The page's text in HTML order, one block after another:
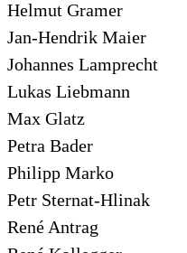
Helmut Gramer
Jan-Hendrik Maier
Johannes Lamprecht
Lukas Liebmann
Max Glatz
Petra Bader
Philipp Marko
Petr Sternat-Hlinak
René Antrag